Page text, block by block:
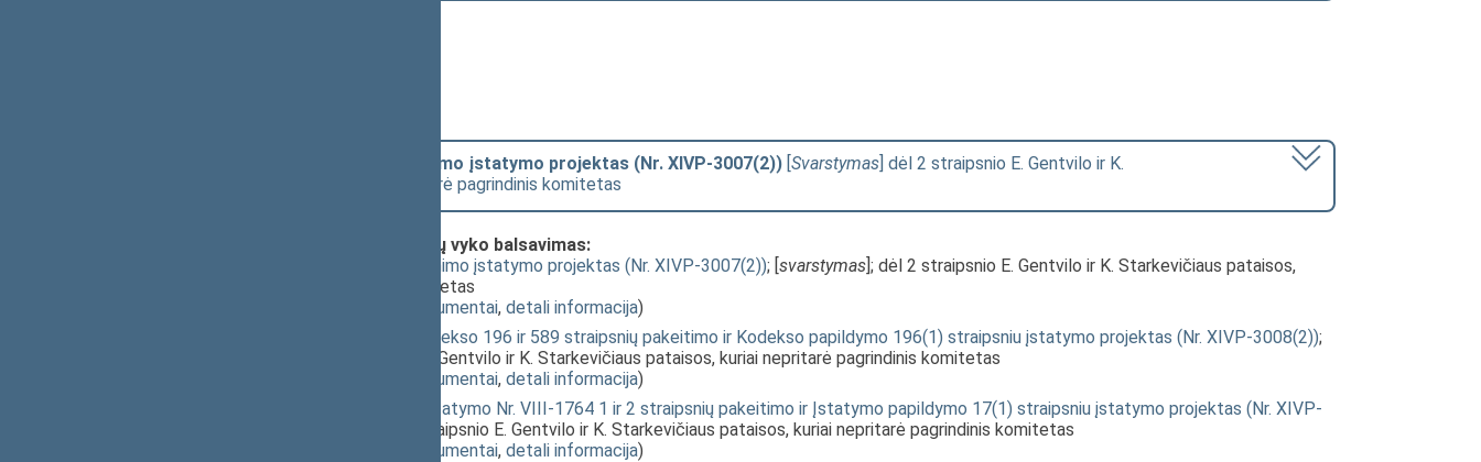
Privalomojo turto ir verslo vertinimo įstatymo projektas (Nr. XIVP-3007(2)) [Svarstymas] dėl 2 straipsnio E. Gentvilo ir K.
Starkevičiaus pataisos, kuriai nepritarė pagrindinis komitetas
Klausimai (svarstyti kartu), dėl kurių vyko balsavimas:
Privalomojo turto ir verslo vertinimo įstatymo projektas (Nr. XIVP-3007(2)); [svarstymas]; dėl 2 straipsnio E. Gentvilo ir K. Starkevičiaus pataisos,
kuriai nepritarė pagrindinis komitetas
susiję dokumentai, detali informacija)
Administracinių nusižengimų kodekso 196 ir 589 straipsnių pakeitimo ir Kodekso papildymo 196(1) straipsniu įstatymo projektas (Nr. XIVP-3008(2));
]; dėl 2 straipsnio E. Gentvilo ir K. Starkevičiaus pataisos, kuriai nepritarė pagrindinis komitetas
susiję dokumentai, detali informacija)
Nekilnojamojo turto kadastro įstatymo Nr. VIII-1764 1 ir 2 straipsnių pakeitimo ir Įstatymo papildymo 17(1) straipsniu įstatymo projektas (Nr. XIVP-
]; dėl 2 straipsnio E. Gentvilo ir K. Starkevičiaus pataisos, kuriai nepritarė pagrindinis komitetas
susiję dokumentai, detali informacija)